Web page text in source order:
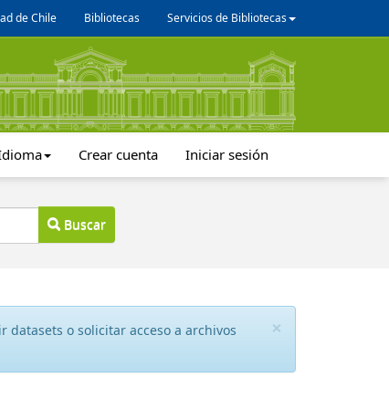
de Chile Bibliotecas Servicios de Bibliotecas
Crear cuenta Iniciar sesión
Buscar
×
datasets o solicitar acceso a archivos